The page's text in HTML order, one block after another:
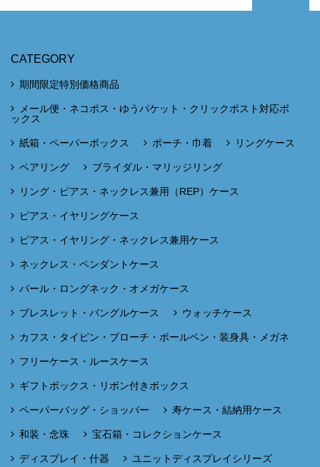
CATEGORY
期間限定特別価格商品
メール便・ネコポス・ゆうパケット・クリックポスト対応ボ
ックス
紙箱・ペーパーボックス ポーチ・巾着 リングケース
ペアリング ブライダル・マリッジリング
リング・ピアス・ネックレス兼用（REP）ケース
ピアス・イヤリングケース
ピアス・イヤリング・ネックレス兼用ケース
ネックレス・ペンダントケース
パール・ロングネック・オメガケース
ブレスレット・バングルケース ウォッチケース
カフス・タイピン・ブローチ・ボールペン・装身具・メガネ
フリーケース・ルースケース
ギフトボックス・リボン付きボックス
ペーパーバッグ・ショッパー 寿ケース・結納用ケース
和装・念珠 宝石箱・コレクションケース
ディスプレイ・什器 ユニットディスプレイシリーズ